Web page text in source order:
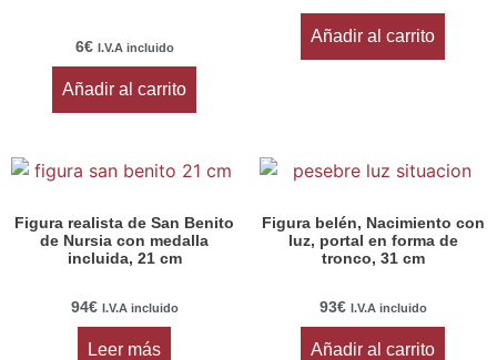
6€ I.V.A incluido
Añadir al carrito
Añadir al carrito
Figura realista de San Benito
de Nursia con medalla
incluida, 21 cm
94€ I.V.A incluido
Leer más
Figura belén, Nacimiento con
luz, portal en forma de
tronco, 31 cm
93€ I.V.A incluido
Añadir al carrito